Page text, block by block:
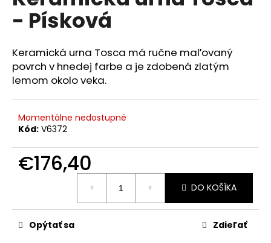
z
hviezdičiek.
- Písková
Keramická urna Tosca má ručne maľovaný
povrch v hnedej farbe a je zdobená zlatým
lemom okolo veka.
Momentálne nedostupné
Kód: V6372
€176,40
DO KOŠÍKA
Opýtať sa Zdieľať
á
s
ť
?
d
p
o